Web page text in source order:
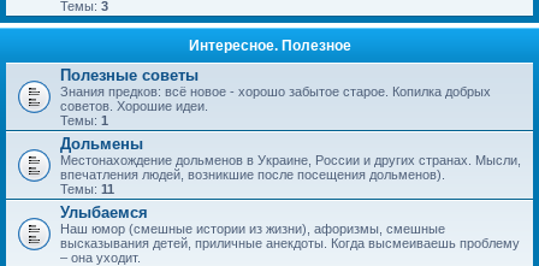
Темы: 3
Интересное. Полезное
Полезные советы
Знания предков: всё новое - хорошо забытое старое. Копилка добрых
советов. Хорошие идеи.
Темы: 1
Дольмены
Местонахождение дольменов в Украине, России и других странах. Мысли,
впечатления людей, возникшие после посещения дольменов).
Темы: 11
Улыбаемся
Наш юмор (смешные истории из жизни), афоризмы, смешные
высказывания детей, приличные анекдоты. Когда высмеиваешь проблему
– она уходит.